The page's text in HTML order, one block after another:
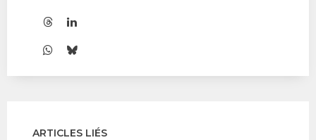
ARTICLES LIÉS